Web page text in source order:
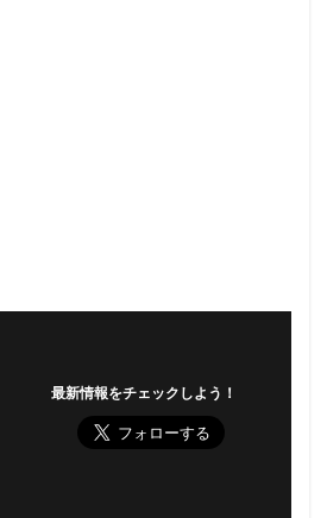
最新情報をチェックしよう！